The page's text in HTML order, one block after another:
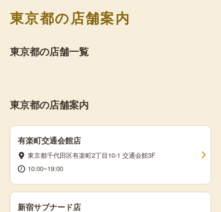
東京都の店舗案内
東京都の店舗一覧
東京都の店舗案内
有楽町交通会館店
東京都千代田区有楽町2丁目10-1 交通会館3F
10:00~19:00
新宿サブナード店